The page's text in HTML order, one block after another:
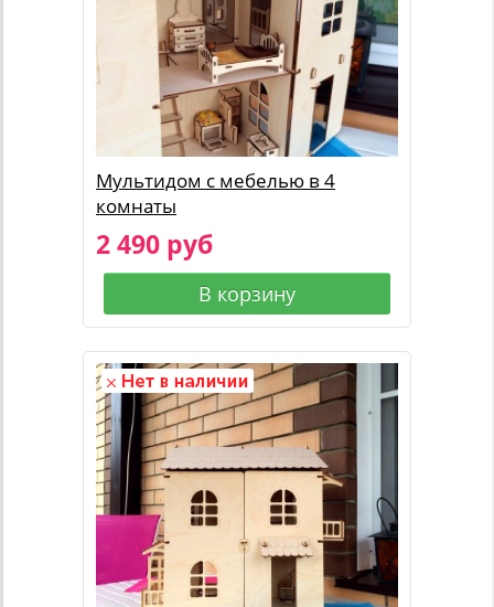
Мультидом с мебелью в 4
комнаты
2 490 руб
В корзину